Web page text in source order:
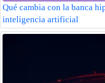
Qué cambia con la banca
inteligencia artificial